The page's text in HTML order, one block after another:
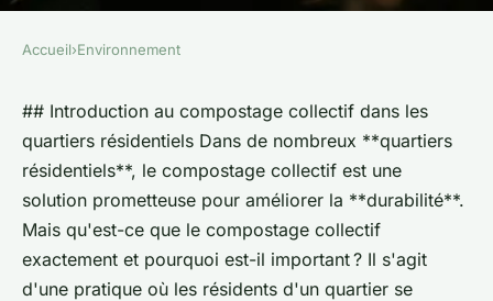
Comment implanter des zones
de compostage collectif au
coeur des quartiers
résidentiels ?
8 février 2025 8 min de lecture
Accueil›Environnement
## Introduction au compostage collectif dans les
quartiers résidentiels Dans de nombreux **quartiers
résidentiels**, le compostage collectif est une
solution prometteuse pour améliorer la **durabilité**.
Mais qu'est-ce que le compostage collectif
exactement et pourquoi est-il important ? Il s'agit
d'une pratique où les résidents d'un quartier se